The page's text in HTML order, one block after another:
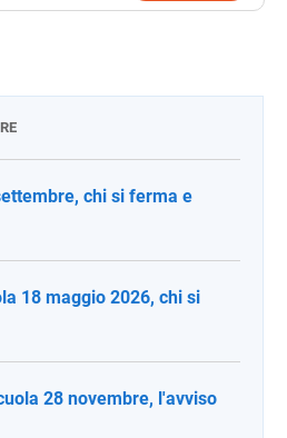
chi si ferma e
18 maggio 2026, chi si
28 novembre, l'avviso